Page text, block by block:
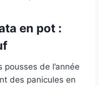
en pot :
de l’année
des panicules en